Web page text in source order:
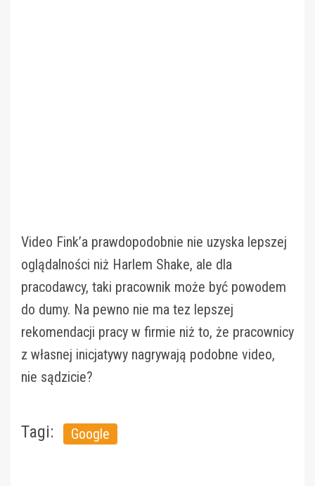
Video Fink’a prawdopodobnie nie uzyska lepszej
oglądalności niż Harlem Shake, ale dla
pracodawcy, taki pracownik może być powodem
do dumy. Na pewno nie ma tez lepszej
rekomendacji pracy w firmie niż to, że pracownicy
z własnej inicjatywy nagrywają podobne video,
nie sądzicie?
Tagi: Google